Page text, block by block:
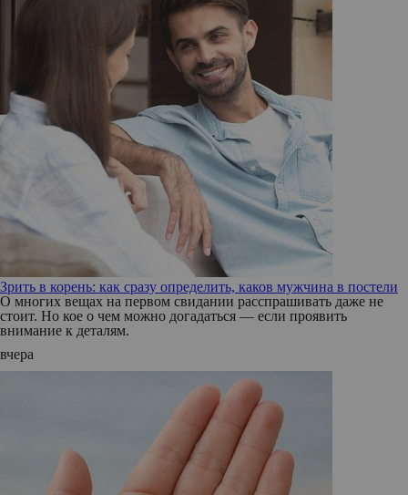
Зрить в корень: как сразу определить, каков мужчина в постели
О многих вещах на первом свидании расспрашивать даже не
стоит. Но кое о чем можно догадаться — если проявить
внимание к деталям.
вчера